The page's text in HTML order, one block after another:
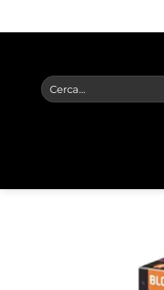
ai
Cerca: